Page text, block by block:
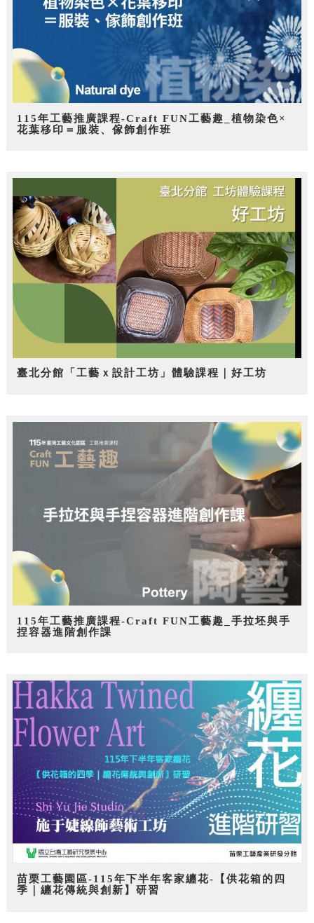
115年工藝推廣課程-Craft FUN工藝趣_植物染色×
花葉移印＝服裝、傢飾創作班
臺北分館「工藝ｘ設計工坊」體驗課程｜好工坊
115年工藝推廣課程-Craft FUN工藝趣_手拉坯與手
捏容器進階創作課
苗栗工藝園區-115年下半年客家纏花-【供花箱的四
季｜纏花傳統與創新】研習